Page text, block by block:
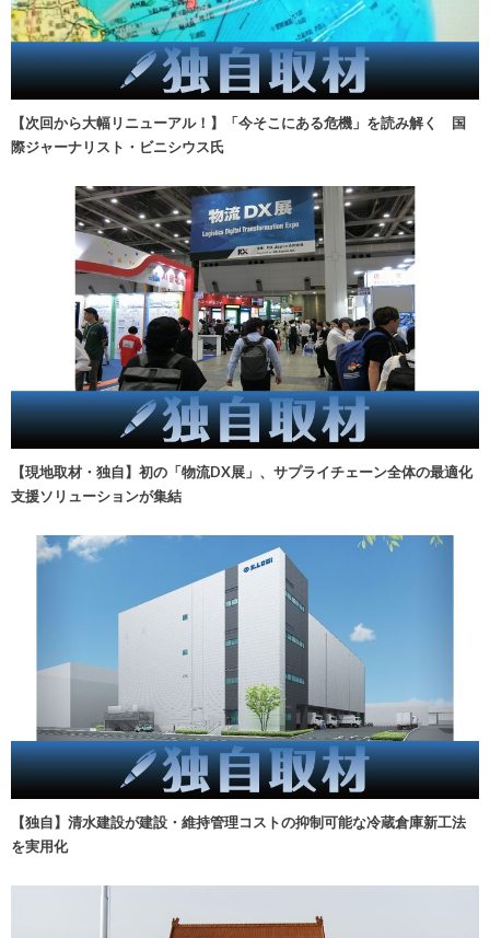
【次回から大幅リニューアル！】「今そこにある危機」を読み解く 国
際ジャーナリスト・ビニシウス氏
【現地取材・独自】初の「物流DX展」、サプライチェーン全体の最適化
支援ソリューションが集結
【独自】清水建設が建設・維持管理コストの抑制可能な冷蔵倉庫新工法
を実用化